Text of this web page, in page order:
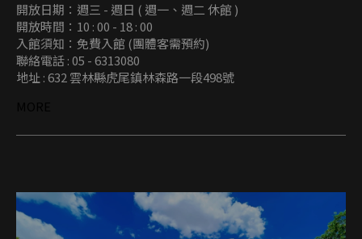
開放日期：週三 - 週日 ( 週一、週二 休館 )
開放時間：10 : 00 - 18 : 00
入館須知：免費入館 (團體客需預約)
聯絡電話 : 05 - 6313080
地址 : 632 雲林縣虎尾鎮林森路一段498號